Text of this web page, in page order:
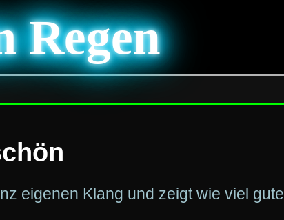
Regen
eigenen Klang und zeigt wie viel gute